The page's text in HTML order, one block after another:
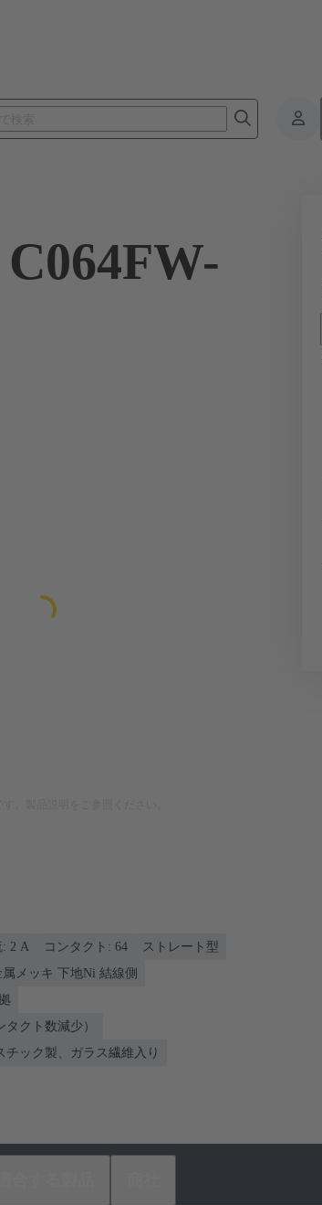
: ‌2 A コンタクト: 64
ストレート型
メッキ 下地Ni 結線側
クト数減少）
チック製、ガラス繊維入り